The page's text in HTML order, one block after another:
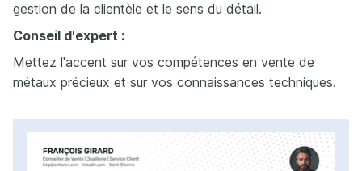
gestion de la clientèle et le sens du détail.
Conseil d'expert :
Mettez l'accent sur vos compétences en vente de
métaux précieux et sur vos connaissances techniques.